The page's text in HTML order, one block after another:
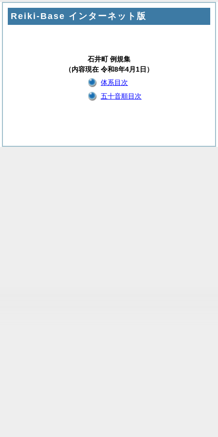
Reiki-Base インターネット版
石井町 例規集
（内容現在 令和8年4月1日）
体系目次
五十音順目次